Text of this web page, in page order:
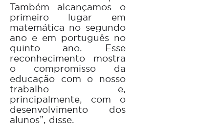
Também alcançamos o
primeiro lugar em
matemática no segundo
ano e em português no
quinto ano. Esse
reconhecimento mostra
o compromisso da
educação com o nosso
trabalho e,
principalmente, com o
desenvolvimento dos
alunos”, disse.